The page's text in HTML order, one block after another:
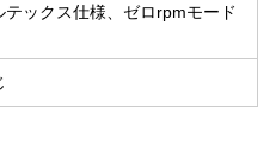
テックス仕様、ゼロrpmモード